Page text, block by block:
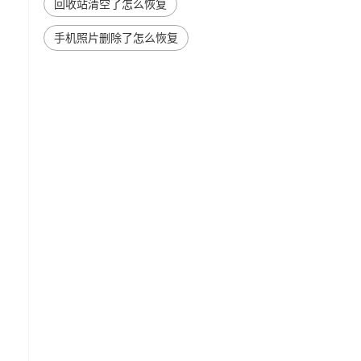
回收站清空了怎么恢复
手机照片删除了怎么恢复